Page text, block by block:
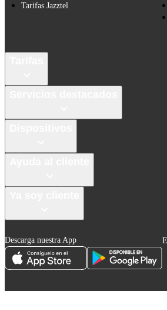
Tarifas Jazztel
Descarga nuestra App